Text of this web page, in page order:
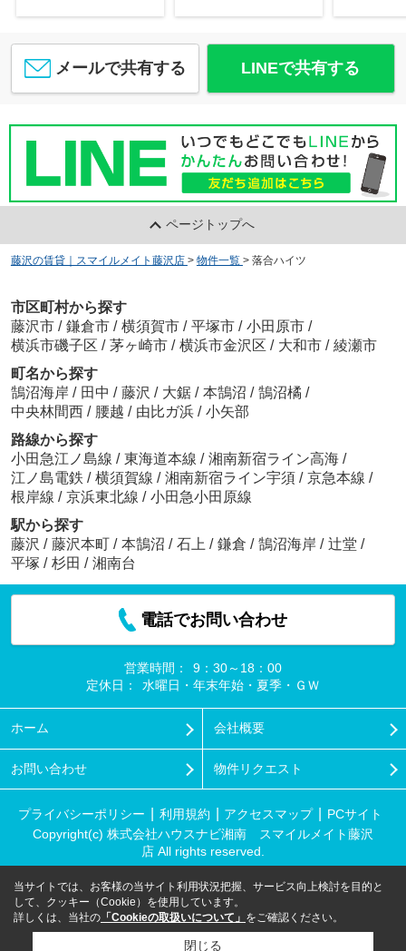
メールで共有する LINEで共有する
ページトップへ
藤沢の賃貸｜スマイルメイト藤沢店 > 物件一覧 > 落合ハイツ
市区町村から探す
藤沢市 / 鎌倉市 / 横須賀市 / 平塚市 / 小田原市 /
横浜市磯子区 / 茅ヶ崎市 / 横浜市金沢区 / 大和市 / 綾瀬市
町名から探す
鵠沼海岸 / 田中 / 藤沢 / 大鋸 / 本鵠沼 / 鵠沼橘 /
中央林間西 / 腰越 / 由比ガ浜 / 小矢部
路線から探す
小田急江ノ島線 / 東海道本線 / 湘南新宿ライン高海 /
江ノ島電鉄 / 横須賀線 / 湘南新宿ライン宇須 / 京急本線 /
根岸線 / 京浜東北線 / 小田急小田原線
駅から探す
藤沢 / 藤沢本町 / 本鵠沼 / 石上 / 鎌倉 / 鵠沼海岸 / 辻堂 /
平塚 / 杉田 / 湘南台
電話でお問い合わせ
営業時間：
9：30～18：00
定休日：
水曜日・年末年始・夏季・ＧＷ
ホーム 会社概要
お問い合わせ 物件リクエスト
プライバシーポリシー 利用規約 アクセスマップ
PCサイト
Copyright(c) 株式会社ハウスナビ湘南 スマイルメイト藤沢
店 All rights reserved.
当サイトでは、お客様の当サイト利用状況把握、サービス向上検討を目的と
して、クッキー（Cookie）を使用しています。
詳しくは、当社の 「Cookieの取扱いについて」 をご確認ください。
閉じる